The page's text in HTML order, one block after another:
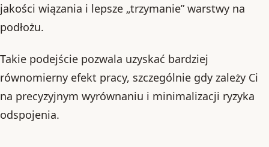
jakości wiązania i lepsze „trzymanie” warstwy na
podłożu.
Takie podejście pozwala uzyskać bardziej
równomierny efekt pracy, szczególnie gdy zależy Ci
na precyzyjnym wyrównaniu i minimalizacji ryzyka
odspojenia.